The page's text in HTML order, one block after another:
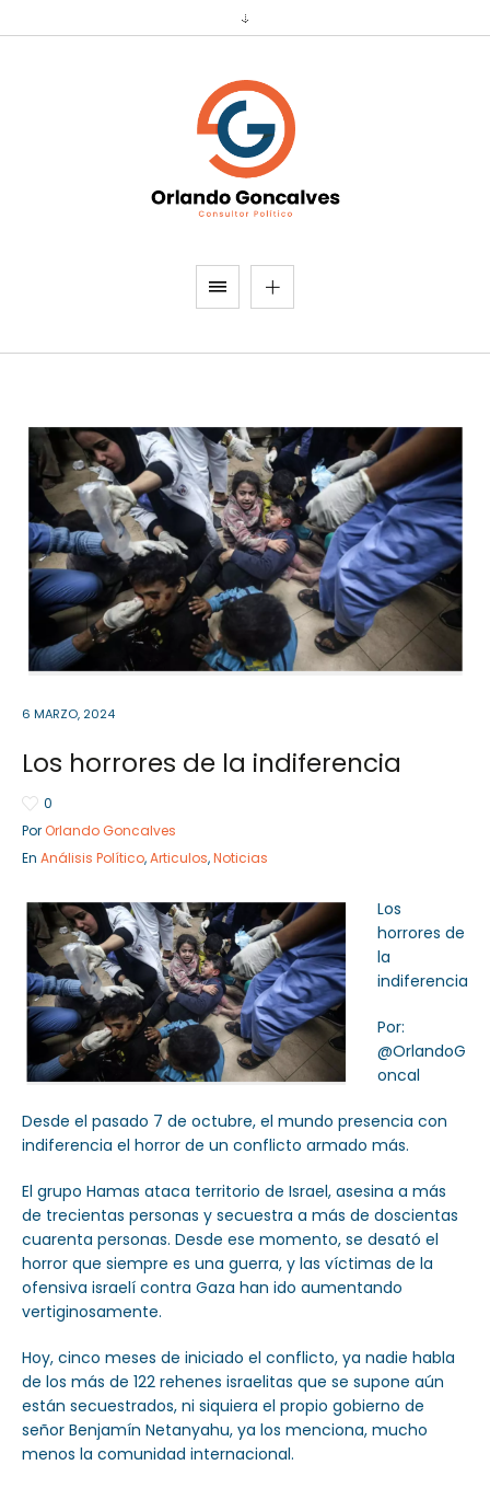
Sector Público
Servicios
Empresa Privada
Servicios
6 MARZO, 2024
Los horrores de la indiferencia
0
Por Orlando Goncalves
En Análisis Político,Articulos,Noticias
Los
horrores de
la
indiferencia
Por:
@OrlandoG
oncal
Desde el pasado 7 de octubre, el mundo presencia con
indiferencia el horror de un conflicto armado más.
El grupo Hamas ataca territorio de Israel, asesina a más
de trecientas personas y secuestra a más de doscientas
cuarenta personas. Desde ese momento, se desató el
horror que siempre es una guerra, y las víctimas de la
ofensiva israelí contra Gaza han ido aumentando
vertiginosamente.
Hoy, cinco meses de iniciado el conflicto, ya nadie habla
de los más de 122 rehenes israelitas que se supone aún
están secuestrados, ni siquiera el propio gobierno de
señor Benjamín Netanyahu, ya los menciona, mucho
menos la comunidad internacional.